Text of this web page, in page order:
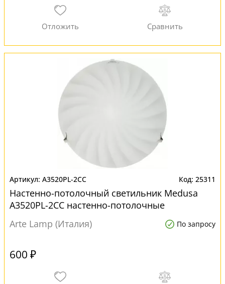
A3520PL-2CC 25311
Настенно-потолочный светильник Medusa
A3520PL-2CC настенно-потолочные
Arte Lamp (Италия)
По запросу
600 ₽